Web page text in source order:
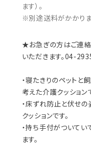
ます）。
※別途送料がかかりま
★お急ぎの方はご連絡
いただきます。04-
・寝たきりのペットと
考えた介護クッション
・床ずれ防止と伏せ
クッションです。
・持ち手付がついて
ます。